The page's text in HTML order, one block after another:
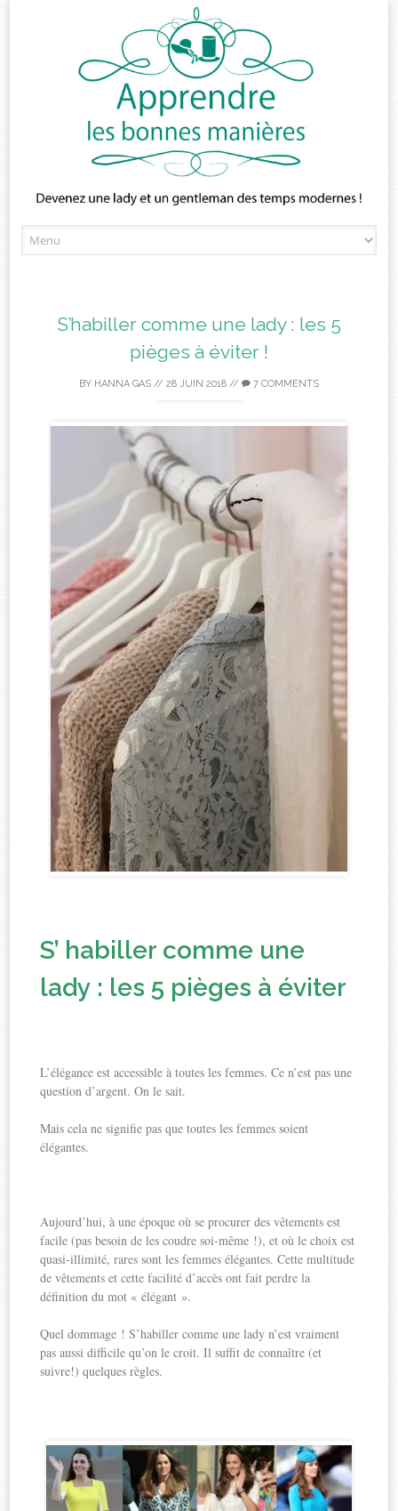
to
S’habiller comme une lady : les 5
pièges à éviter !
BY HANNA GAS // 28 JUIN 2018 // 7 COMMENTS
S’ habiller comme une
lady : les 5 pièges à éviter
L’élégance est accessible à toutes les femmes. Ce n’est pas une
question d’argent. On le sait.
Mais cela ne signifie pas que toutes les femmes soient
élégantes.
Aujourd’hui, à une époque où se procurer des vêtements est
facile (pas besoin de les coudre soi-même !), et où le choix est
quasi-illimité, rares sont les femmes élégantes. Cette multitude
de vêtements et cette facilité d’accès ont fait perdre la
définition du mot « élégant ».
Quel dommage ! S’habiller comme une lady n’est vraiment
pas aussi difficile qu’on le croit. Il suffit de connaître (et
suivre!) quelques règles.